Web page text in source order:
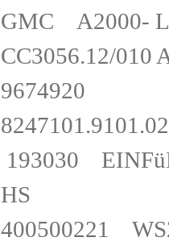
GMC
CC3056.12/
193030
HS
400500221